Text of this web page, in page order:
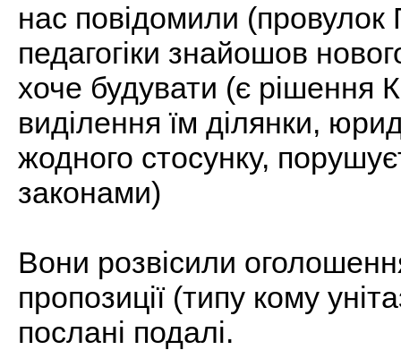
нас повідомили (провулок
педагогіки знайошов
хоче будувати (є рішення
виділення їм ділянки,
жодного стосунку,
законами)
Вони розвісили
пропозиції (типу кому
послані подалі.